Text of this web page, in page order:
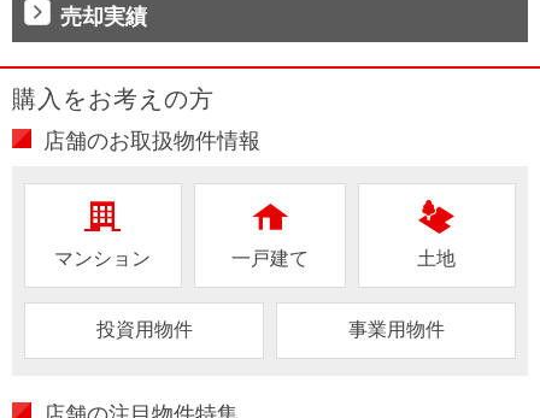
売却実績
購入をお考えの方
店舗のお取扱物件情報
マンション 一戸建て 土地
投資用物件 事業用物件